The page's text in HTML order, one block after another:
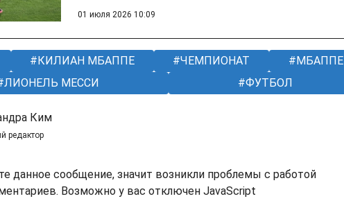
01 июля 2026 10:09
КИЛИАН МБАППЕ ЧЕМПИОНАТ
МБАППЕ
ЛИОНЕЛЬ МЕССИ
ФУТБОЛ
Ким
редактор
данное сообщение, значит возникли проблемы с работой
Возможно у вас отключен JavaScript